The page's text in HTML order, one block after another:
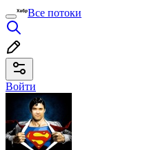
Все потоки
Войти